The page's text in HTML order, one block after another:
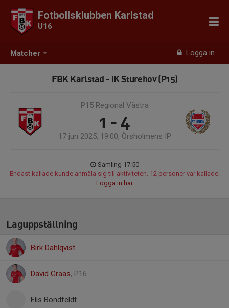
Matcher Logga in
Fotbollsklubben Karlstad
U16
FBK Karlstad - IK Sturehov (P15)
P15 Regional Västra
1 - 4
17 jun 2025, 19:00, Örsholmens IP
Samling 17:50
Endast kallade kunde anmäla sig till aktiviteten. 12 personer var kallade.
Logga in här
Laguppställning
Birk Dahlqvist
David Grääs, P16
Elis Bondfeldt